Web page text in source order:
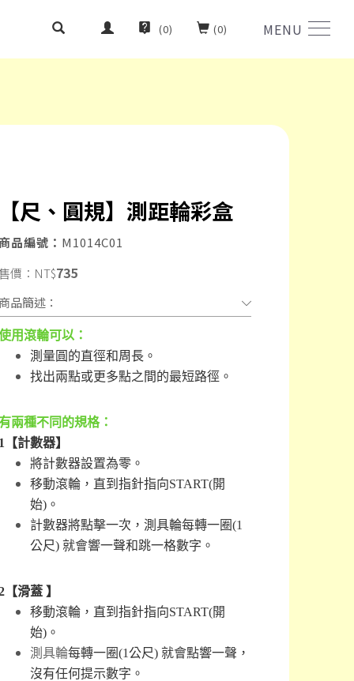
MENU
(0)
(0)
尺、圓規】測距輪彩盒
品編號： M1014C01
價： NT$735
品簡述：
用滾輪可以：
測量圓的直徑和周長。
找出兩點或更多點之間的最短路徑。
兩種不同的規格：
【計數器】
將計數器設置為零。
移動滾輪，直到指針指向START(開
始)。
計數器將點擊一次，測具輪每轉一圈(1
公尺) 就會響一聲和跳一格數字。
【滑蓋 】
移動滾輪，直到指針指向START(開
始)。
測具輪每轉一圈(1公尺) 就會點響一聲，
沒有任何提示數字。